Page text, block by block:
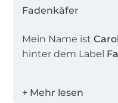
Fadenkäfer
Mein Name ist
hinter dem Label
entwerfe ich tolle